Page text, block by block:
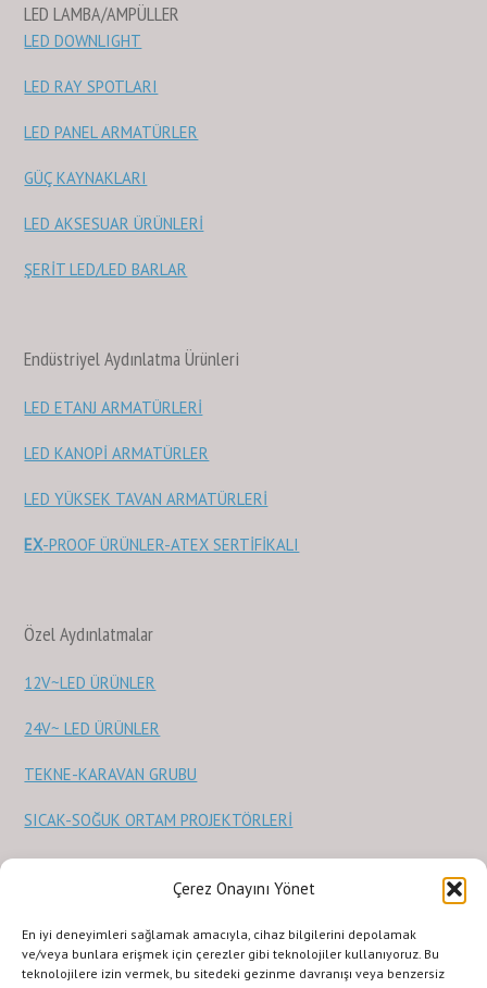
Çerez Onayını Yönet
En iyi deneyimleri sağlamak amacıyla, cihaz bilgilerini depolamak
ve/veya bunlara erişmek için çerezler gibi teknolojiler kullanıyoruz. Bu
teknolojilere izin vermek, bu sitedeki gezinme davranışı veya benzersiz
LED LAMBA/AMPÜLLER
LED DOWNLIGHT
LED RAY SPOTLARI
LED PANEL ARMATÜRLER
GÜÇ KAYNAKLARI
LED AKSESUAR ÜRÜNLERİ
ŞERİT LED/LED BARLAR
Endüstriyel Aydınlatma Ürünleri
LED ETANJ ARMATÜRLERİ
LED KANOPİ ARMATÜRLER
LED YÜKSEK TAVAN ARMATÜRLERİ
EX-PROOF ÜRÜNLER-ATEX SERTİFİKALI
Özel Aydınlatmalar
12V~LED ÜRÜNLER
24V~ LED ÜRÜNLER
TEKNE-KARAVAN GRUBU
SICAK-SOĞUK ORTAM PROJEKTÖRLERİ
STERİLİZASYON ve SAĞLIK ÜRÜNLERİ